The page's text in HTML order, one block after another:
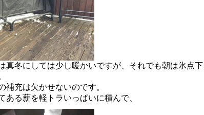
真冬にしては少し暖かいですが、それでも朝は氷点
補充は欠かせないのです。
ある薪を軽トラいっぱいに積んで、